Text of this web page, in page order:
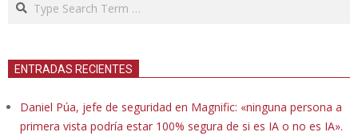
ENTRADAS RECIENTES
Daniel Púa, jefe de seguridad en Magnific: «ninguna persona a
primera vista podría estar 100% segura de si es IA o no es IA».